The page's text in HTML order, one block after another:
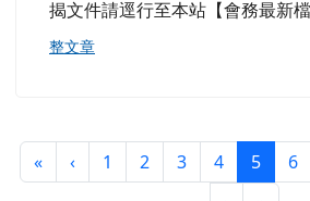
總燦字第 112408 號函及 112 年
字第 112409 號函辦理。 二、被
國臺灣女童軍總會暨各直轄市、
或非關童軍活動及服務工作請勿